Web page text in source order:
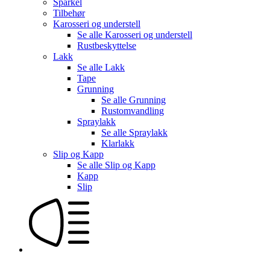
Tilbehør
Karosseri og understell
Se alle Karosseri og understell
Rustbeskyttelse
Lakk
Se alle Lakk
Tape
Grunning
Se alle Grunning
Rustomvandling
Spraylakk
Se alle Spraylakk
Klarlakk
Slip og Kapp
Se alle Slip og Kapp
Kapp
Slip